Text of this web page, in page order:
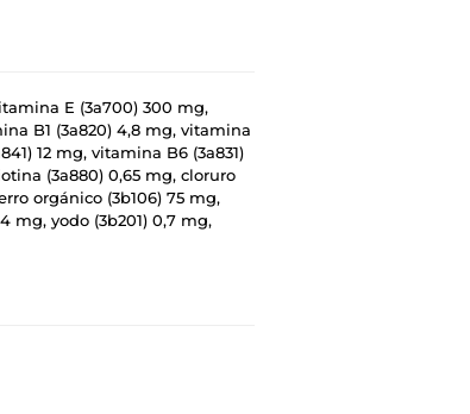
E (3a700) 300 mg,
B1 (3a820) 4,8 mg, vitamina
12 mg, vitamina B6 (3a831)
(3a880) 0,65 mg, cloruro
orgánico (3b106) 75 mg,
mg, yodo (3b201) 0,7 mg,